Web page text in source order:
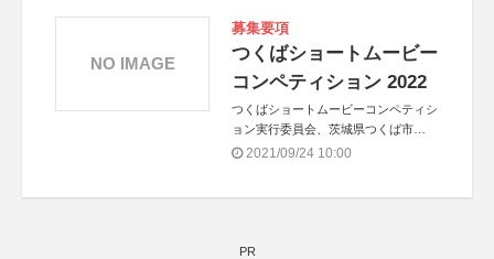
募集要項
つくばショートムービー
コンペティション 2022
つくばショートムービーコンペティシ
ョン実行委員会、茨城県つくば市
共催：公益財団法人 つくば文化振興
2021/09/24 10:00
NO IMAGE
PR